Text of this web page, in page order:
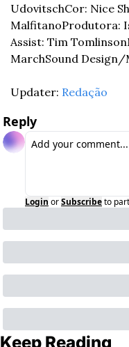
UdovitschCor: Nice
MalfitanoProdutora:
Assist: Tim Tomlinson
MarchSound Design/
Updater: Redação
Reply
Login orSubscribeto
Keep Reading